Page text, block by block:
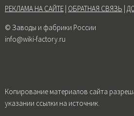
РЕКЛАМА НА САЙТЕ ОБРАТНАЯ СВЯЗЬ
© Заводы и фабрики России
info@wiki-factory.ru
Копирование материалов сайта
указании ссылки на источник.